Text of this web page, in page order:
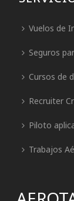
Vuelos de
Seguros
Cursos de
Recruiter
Piloto
Trabajos